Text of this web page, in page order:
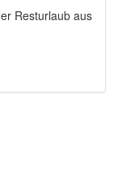
Resturlaub aus